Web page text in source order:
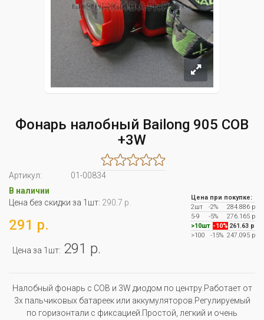
Фонарь налобный Bailong 905 COB
+3W
Артикул:
01-00834
В наличии
Цена без скидки за 1шт: 290.7 р.
291 р.
Цена за 1шт: 291 р.
Цена при покупке:
2шт
-2%
284.886 р
5-9
-5%
276.165 р
>10шт -10% 261.63 р
>100
-15% 247.095 р
Налобный фонарь с COB и 3W диодом по центру.Работает от
3х пальчиковых батареек или аккумуляторов.Регулируемый
по горизонтали с фиксацией.Простой, легкий и очень